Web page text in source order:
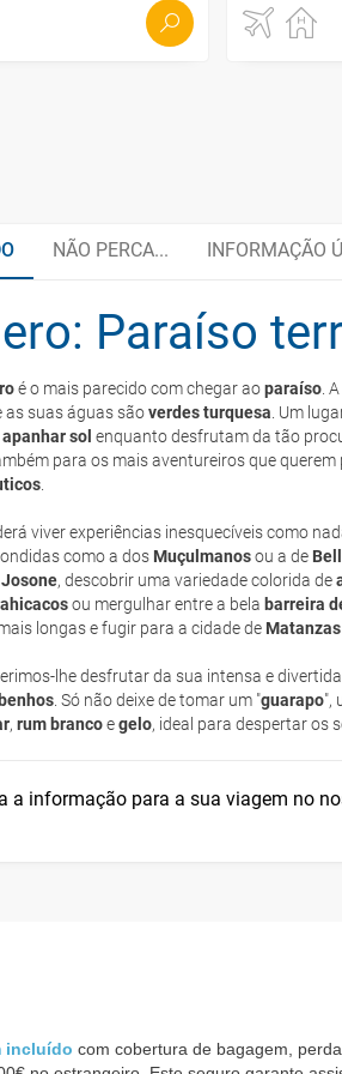
NÃO PERCA... INFORMAÇÃO
Paraíso
é o mais parecido com chegar aoparaíso .
as suas águas sãoverdesturquesa . Um
apanhar sol enquanto desfrutam da tão
para os mais aventureiros que
viver experiências inesquecíveis como
como a dos Muçulmanosou a de
, descobrir uma variedade colorida de
ou mergulhar entre a bela barreira
longas e fugir para a cidade de Matanzas
lhe desfrutar da sua intensa e
. Só não deixe de tomar um "guarapo",
, rum brancoegelo, ideal para despertar os
a informação para a sua viagem no
e-mail
la
low cost
extra
pacote
da viagem?
algum seguro de viagem?
incluído com cobertura de bagagem,